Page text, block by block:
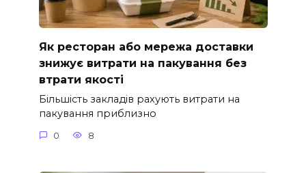
Як ресторан або мережа доставки
знижує витрати на пакування без
втрати якості
Більшість закладів рахують витрати на
пакування приблизно
0 8